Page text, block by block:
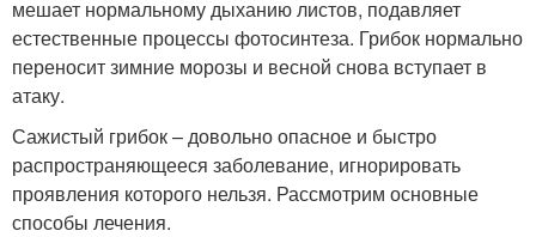
мешает нормальному дыханию листов, подавляет
естественные процессы фотосинтеза. Грибок нормально
переносит зимние морозы и весной снова вступает в
атаку.
Сажистый грибок – довольно опасное и быстро
распространяющееся заболевание, игнорировать
проявления которого нельзя. Рассмотрим основные
способы лечения.